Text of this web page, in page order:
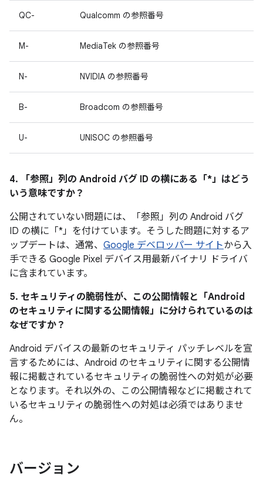
QC- Qualcomm の参照番号
M- MediaTek の参照番号
N- NVIDIA の参照番号
B- Broadcom の参照番号
U- UNISOC の参照番号
4. 「参照」 列の Android バグ ID の横にある「*」はどう
いう意味ですか？
公開されていない問題には、「参照」列の Android バグ
ID の横に「*」を付けています。そうした問題に対するア
ップデートは、通常、 Google デベロッパー サイトから入
手できる Google Pixel デバイス用最新バイナリ ドライバ
に含まれています。
5. セキュリティの脆弱性が、この公開情報と「Android
のセキュリティに関する公開情報」に分けられているのは
なぜですか？
Android デバイスの最新のセキュリティ パッチレベルを宣
言するためには、Android のセキュリティに関する公開情
報に掲載されているセキュリティの脆弱性への対処が必要
となります。それ以外の、この公開情報などに掲載されて
いるセキュリティの脆弱性への対処は必須ではありませ
ん。
バージョン